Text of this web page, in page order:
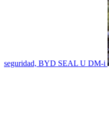
seguridad, BYD SEAL U DM-i